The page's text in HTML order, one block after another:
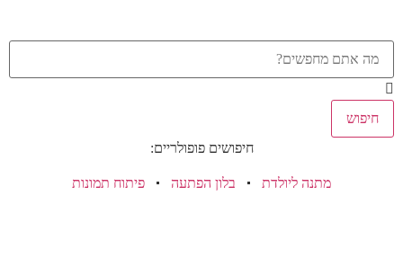
חיפוש
חיפושים פופולריים:
מתנה ליולדת בלון הפתעה פיתוח תמונות